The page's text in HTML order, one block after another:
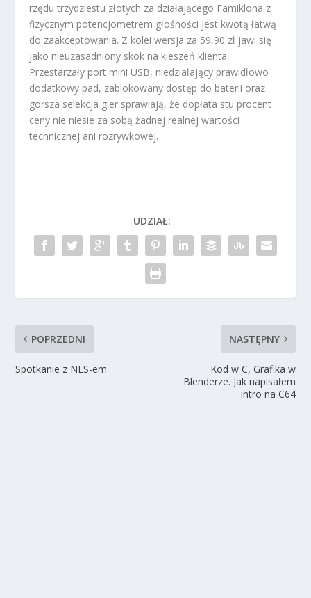
rzędu trzydziestu złotych za działającego Famiklona z
fizycznym potencjometrem głośności jest kwotą łatwą
do zaakceptowania. Z kolei wersja za 59,90 zł jawi się
jako nieuzasadniony skok na kieszeń klienta.
Przestarzały port mini USB, niedziałający prawidłowo
dodatkowy pad, zablokowany dostęp do baterii oraz
gorsza selekcja gier sprawiają, że dopłata stu procent
ceny nie niesie za sobą żadnej realnej wartości
technicznej ani rozrywkowej.
UDZIAŁ:
POPRZEDNI
Spotkanie z NES-em
NASTĘPNY
Kod w C, Grafika w
Blenderze. Jak napisałem
intro na C64